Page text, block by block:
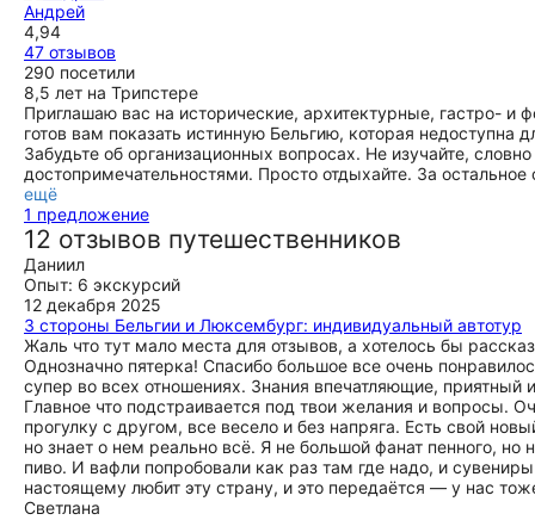
Андрей
4,94
47 отзывов
290 посетили
8,5 лет на Трипстере
Приглашаю вас на исторические, архитектурные, гастро- и
готов вам показать истинную Бельгию, которая
Забудьте об организационных вопросах. Не изучайте,
достопримечательностями. Просто отдыхайте. За
ещё
1 предложение
12 отзывов путешественников
Даниил
Опыт: 6 экскурсий
12 декабря 2025
3 стороны Бельгии и Люксембург: индивидуальный автотур
Жаль что тут мало места для отзывов, а хотелось бы
Однозначно пятерка! Спасибо большое все очень
супер во всех отношениях. Знания впечатляющие,
Главное что подстраивается под твои желания и вопросы.
прогулку с другом, все весело и без напряга. Есть свой
но знает о нем реально всё. Я не большой фанат пенного, но
пиво. И вафли попробовали как раз там где надо, и
настоящему любит эту страну, и это передаётся — у нас
Светлана